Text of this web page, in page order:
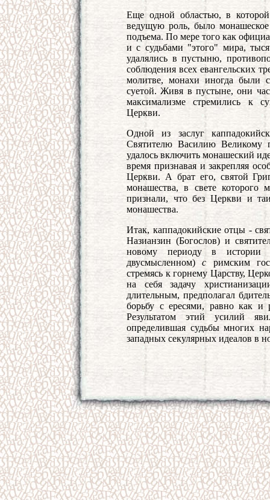
Еще одной областью, в
ведущую роль, было
подъема. По мере того как
и с судьбами "этого" мира,
удалялись в пустыню,
соблюдения всех евангельских
молитве, монахи иногда были
суетой. Живя в пустыне, они
максимализме стремились к
Церкви.
Одной из заслуг
Святителю Василию Великому
удалось включить монашеский
время признавая и закрепляя
Церкви. А брат его, святой
монашества, в свете
признали, что без Церкви и
монашества.
Итак, каппадокийские отцы -
Назианзин (Богослов) и
новому периоду в истории
двусмысленном)с римским
стремясь к горнему Царству,
на себя задачу
длительным, предполагал
борьбу с ересями, равно как и
Результатом этий усилий
определившая судьбы многих
западных секулярных идеалов в